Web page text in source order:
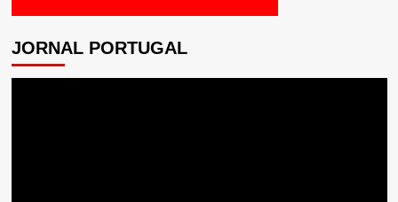
JORNAL PORTUGAL